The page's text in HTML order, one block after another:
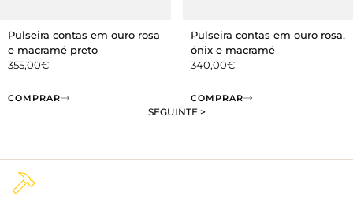
Pulseira contas em ouro rosa
e macramé preto
355,00€
COMPRAR
Pulseira contas em ouro rosa,
ónix e macramé
340,00€
COMPRAR
SEGUINTE >